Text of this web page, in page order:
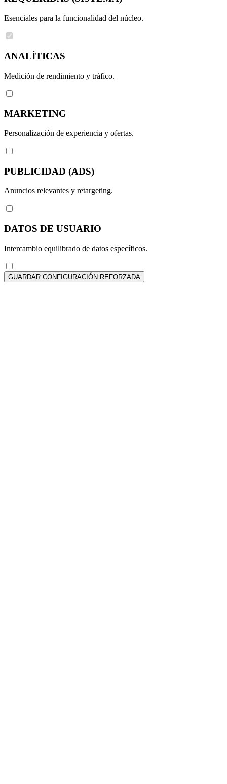
Esenciales para la funcionalidad del núcleo.
ANALÍTICAS
Medición de rendimiento y tráfico.
MARKETING
Personalización de experiencia y ofertas.
PUBLICIDAD (ADS)
Anuncios relevantes y retargeting.
DATOS DE USUARIO
Intercambio equilibrado de datos específicos.
GUARDAR CONFIGURACIÓN REFORZADA